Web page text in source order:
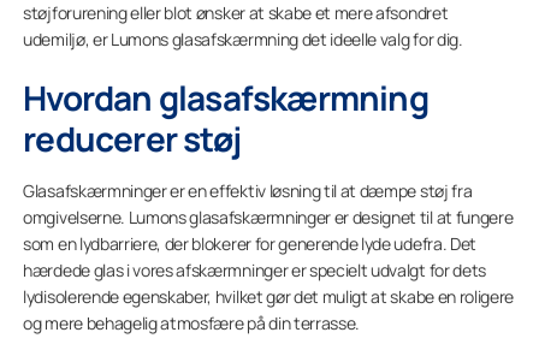
støjforurening eller blot ønsker at skabe et mere afsondret
udemiljø, er Lumons glasafskærmning det ideelle valg for dig.
Hvordan glasafskærmning
reducerer støj
Glasafskærmninger er en effektiv løsning til at dæmpe støj fra
omgivelserne. Lumons glasafskærmninger er designet til at fungere
som en lydbarriere, der blokerer for generende lyde udefra. Det
hærdede glas i vores afskærmninger er specielt udvalgt for dets
lydisolerende egenskaber, hvilket gør det muligt at skabe en roligere
og mere behagelig atmosfære på din terrasse.